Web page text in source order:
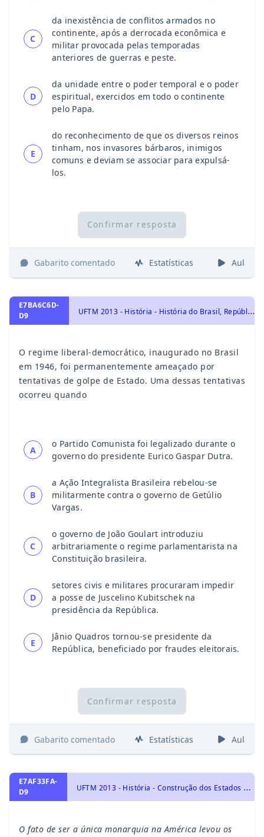
C
da inexistência de conflitos armados no
continente, após a derrocada econômica e
militar provocada pelas temporadas
anteriores de guerras e peste.
D
da unidade entre o poder temporal e o poder
espiritual, exercidos em todo o continente
pelo Papa.
E
do reconhecimento de que os diversos reinos
tinham, nos invasores bárbaros, inimigos
comuns e deviam se associar para expulsá-
los.
Confirmar resposta
Gabarito comentado Estatísticas Aulas
E7BA6C6D-
D9
U
FTM 2013 - História - História do Brasil, República de 1954 a 1964
O regime liberal-democrático, inaugurado no Brasil
em 1946, foi permanentemente ameaçado por
tentativas de golpe de Estado. Uma dessas tentativas
ocorreu quando
A
o Partido Comunista foi legalizado durante o
governo do presidente Eurico Gaspar Dutra.
B
a Ação Integralista Brasileira rebelou-se
militarmente contra o governo de Getúlio
Vargas.
C
o governo de João Goulart introduziu
arbitrariamente o regime parlamentarista na
Constituição brasileira.
D
setores civis e militares procuraram impedir
a posse de Juscelino Kubitschek na
presidência da República.
E
Jânio Quadros tornou-se presidente da
República, beneficiado por fraudes eleitorais.
Confirmar resposta
Gabarito comentado Estatísticas Aulas
E7AF33FA-
D9
U
FTM 2013 - História - Construção dos Estados Liberais na América Hispânica : século XIX, História da América Latina
O fato de ser a única monarquia na América levou os